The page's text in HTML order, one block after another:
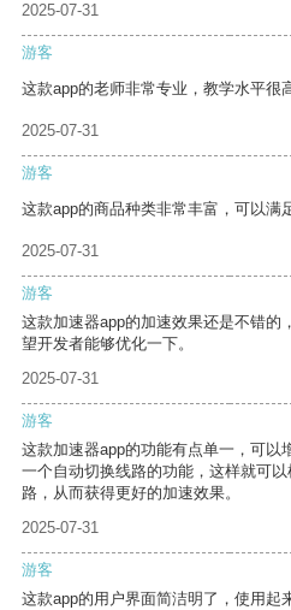
2025-07-31
游客
这款app的老师非常专业，教学水平很
2025-07-31
游客
这款app的商品种类非常丰富，可以满
2025-07-31
游客
这款加速器app的加速效果还是不错的
望开发者能够优化一下。
2025-07-31
游客
这款加速器app的功能有点单一，可以
一个自动切换线路的功能，这样就可
路，从而获得更好的加速效果。
2025-07-31
游客
这款app的用户界面简洁明了，使用起